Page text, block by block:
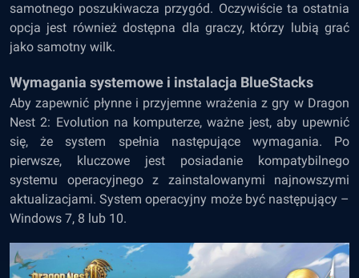
samotnego poszukiwacza przygód. Oczywiście ta ostatnia
opcja jest również dostępna dla graczy, którzy lubią grać
jako samotny wilk.
Wymagania systemowe i instalacja BlueStacks
Aby zapewnić płynne i przyjemne wrażenia z gry w Dragon
Nest 2: Evolution na komputerze, ważne jest, aby upewnić
się, że system spełnia następujące wymagania. Po
pierwsze, kluczowe jest posiadanie kompatybilnego
systemu operacyjnego z zainstalowanymi najnowszymi
aktualizacjami. System operacyjny może być następujący –
Windows 7, 8 lub 10.